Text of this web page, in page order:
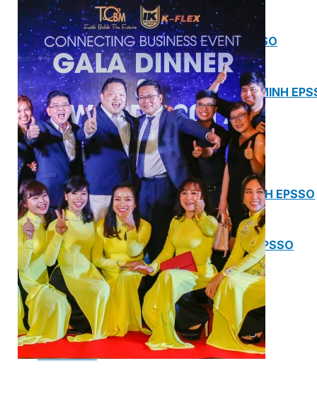
HỆ THỐNG TÁCH DẦU NƯỚC THẢI EPSSO
HỆ THỐNG XỬ LÝ NƯỚC THẢI THÔNG MINH
PHÒNG BƠM (PUMP ROOM) EPSSO
TRẠM BƠM TÍCH HỢP SẴN THÔNG MINH EPSSO
HỆ THỐNG BƠM PCCC NGUYÊN CỤM EPSSO
BƠM CHÌM PACKAGE EPSSO
Van Watts